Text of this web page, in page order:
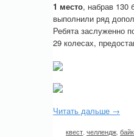
1 место, набрав 130
выполнили ряд
Ребята заслуженно
29 колесах,
Читать дальше →
квест челлендж